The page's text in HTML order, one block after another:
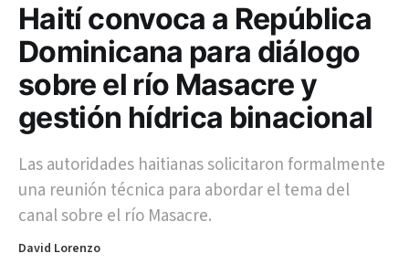
Haití convoca a República
Dominicana para diálogo
sobre el río Masacre y
gestión hídrica binacional
Las autoridades haitianas solicitaron formalmente
una reunión técnica para abordar el tema del
canal sobre el río Masacre.
David Lorenzo